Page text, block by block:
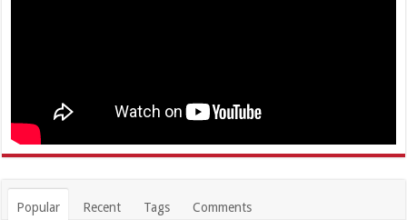
Popular Recent Tags Comments